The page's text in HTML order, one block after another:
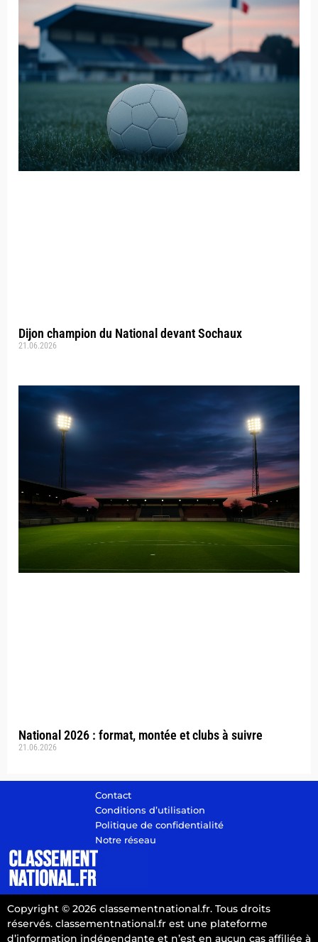
Dijon champion du National devant Sochaux
21.06.2026
National 2026 : format, montée et clubs à suivre
21.06.2026
Contact
Conditions d’utilisation
Politique de confidentialité
Notre réseau
Copyright © 2026 classementnational.fr. Tous droits
réservés. classementnational.fr est une plateforme
d’information indépendante et n’est en aucun cas affiliée à